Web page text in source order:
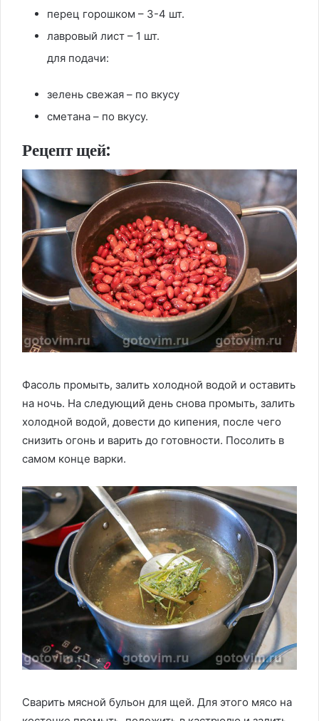
перец горошком – 3-4 шт.
лавровый лист – 1 шт.
для подачи:
зелень свежая – по вкусу
сметана – по вкусу.
Рецепт щей:
Фасоль промыть, залить холодной водой и оставить
на ночь. На следующий день снова промыть, залить
холодной водой, довести до кипения, после чего
снизить огонь и варить до готовности. Посолить в
самом конце варки.
Сварить мясной бульон для щей. Для этого мясо на